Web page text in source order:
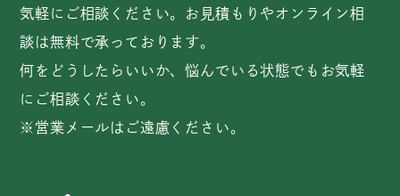
気軽にご相談ください。お見積もりやオンライン相
談は無料で承っております。
何をどうしたらいいか、悩んでいる状態でもお気軽
にご相談ください。
※営業メールはご遠慮ください。